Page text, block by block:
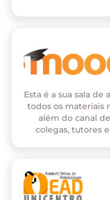
Esta é a sua sala
todos os materiais
além do canal
colegas, tutores